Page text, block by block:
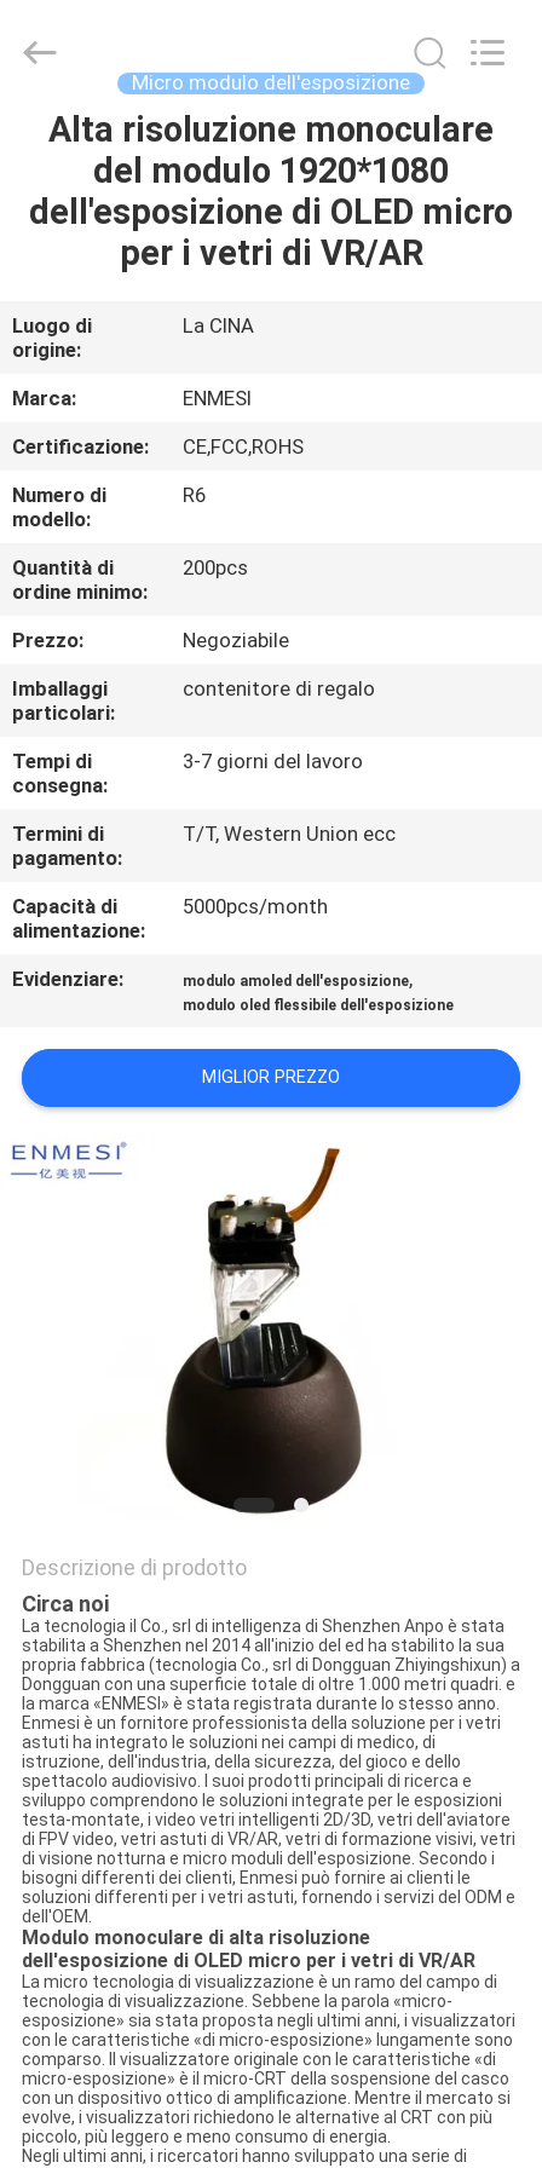
CASA
PRODOTTI
NOI
GIRO
DELLA
FABBRICA
CONTROLLO
DI
QUALITÀ
NOTIZIE
CASI
RICHIEDA
UNA
ONLINE
MAPPA
Technology
Reserved.
Micro modulo dell'esposizione
Alta risoluzione monoculare
del modulo 1920*1080
dell'esposizione di OLED micro
per i vetri di VR/AR
Luogo di
origine:
La CINA
Marca:
ENMESI
Certificazione:
CE,FCC,ROHS
Numero di
modello:
R6
Quantità di
ordine minimo:
200pcs
Prezzo:
Negoziabile
Imballaggi
particolari:
contenitore di regalo
Tempi di
consegna:
3-7 giorni del lavoro
Termini di
pagamento:
T/T, Western Union ecc
Capacità di
alimentazione:
5000pcs/month
Evidenziare: modulo amoled dell'esposizione,
modulo oled flessibile dell'esposizione
MIGLIOR PREZZO
Descrizione di prodotto
Circa noi
La tecnologia il Co., srl di intelligenza di Shenzhen Anpo è stata
stabilita a Shenzhen nel 2014 all'inizio del ed ha stabilito la sua
propria fabbrica (tecnologia Co., srl di Dongguan Zhiyingshixun) a
Dongguan con una superficie totale di oltre 1.000 metri quadri. e
la marca «ENMESI» è stata registrata durante lo stesso anno.
Enmesi è un fornitore professionista della soluzione per i vetri
astuti ha integrato le soluzioni nei campi di medico, di
istruzione, dell'industria, della sicurezza, del gioco e dello
spettacolo audiovisivo. I suoi prodotti principali di ricerca e
sviluppo comprendono le soluzioni integrate per le esposizioni
testa-montate, i video vetri intelligenti 2D/3D, vetri dell'aviatore
di FPV video, vetri astuti di VR/AR, vetri di formazione visivi, vetri
di visione notturna e micro moduli dell'esposizione. Secondo i
bisogni differenti dei clienti, Enmesi può fornire ai clienti le
soluzioni differenti per i vetri astuti, fornendo i servizi del ODM e
dell'OEM.
Modulo monoculare di alta risoluzione
dell'esposizione di OLED micro per i vetri di VR/AR
La micro tecnologia di visualizzazione è un ramo del campo di
tecnologia di visualizzazione. Sebbene la parola «micro-
esposizione» sia stata proposta negli ultimi anni, i visualizzatori
con le caratteristiche «di micro-esposizione» lungamente sono
comparso. Il visualizzatore originale con le caratteristiche «di
micro-esposizione» è il micro-CRT della sospensione del casco
con un dispositivo ottico di amplificazione. Mentre il mercato si
evolve, i visualizzatori richiedono le alternative al CRT con più
piccolo, più leggero e meno consumo di energia.
Negli ultimi anni, i ricercatori hanno sviluppato una serie di